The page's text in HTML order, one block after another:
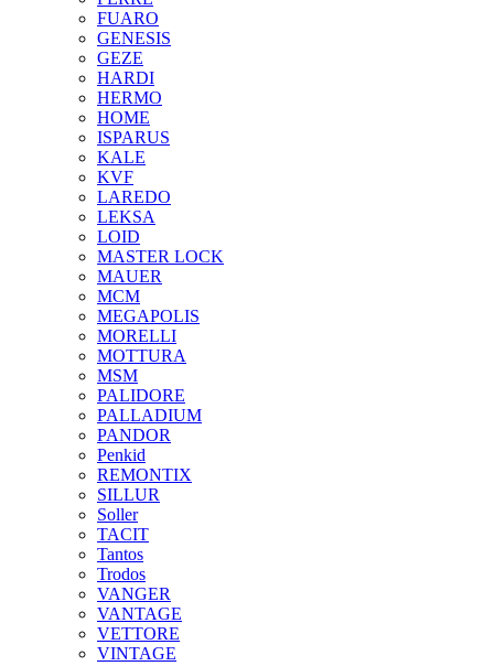
FUARO
GENESIS
GEZE
HARDI
HERMO
HOMЕ
ISPARUS
KALE
KVF
LAREDO
LEKSA
LOID
MASTER LOCK
MAUER
MCM
MEGAPOLIS
MORELLI
MOTTURA
MSM
PALIDORE
PALLADIUM
PANDOR
Penkid
REMONTIX
SILLUR
Soller
TACIT
Tantos
Trodos
VANGER
VANTAGE
VETTORE
VINTAGE